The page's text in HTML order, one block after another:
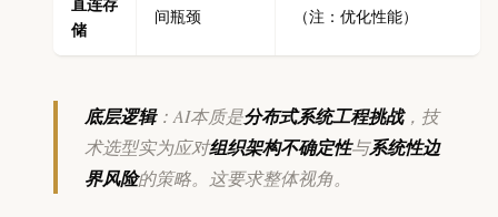
储
间瓶颈
（注：优化性能）
底层逻辑：AI本质是分布式系统工程挑战，技
术选型实为应对组织架构不确定性与系统性边
界风险的策略。这要求整体视角。